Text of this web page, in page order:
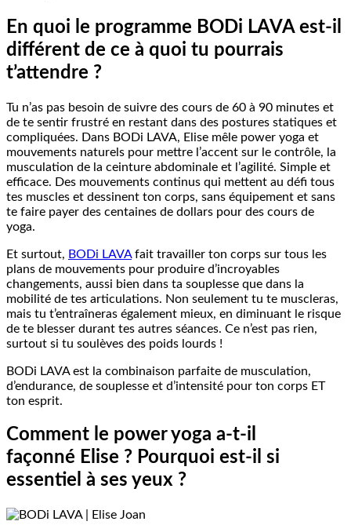
En quoi le programme BODi LAVA est-il
différent de ce à quoi tu pourrais
t’attendre ?
Tu n’as pas besoin de suivre des cours de 60 à 90 minutes et
de te sentir frustré en restant dans des postures statiques et
compliquées. Dans BODi LAVA, Elise mêle power yoga et
mouvements naturels pour mettre l’accent sur le contrôle, la
musculation de la ceinture abdominale et l’agilité. Simple et
efficace. Des mouvements continus qui mettent au défi tous
tes muscles et dessinent ton corps, sans équipement et sans
te faire payer des centaines de dollars pour des cours de
yoga.
Et surtout, BODi LAVAfait travailler ton corps sur tous les
plans de mouvements pour produire d’incroyables
changements, aussi bien dans ta souplesse que dans la
mobilité de tes articulations. Non seulement tu te muscleras,
mais tu t’entraîneras également mieux, en diminuant le risque
de te blesser durant tes autres séances. Ce n’est pas rien,
surtout si tu soulèves des poids lourds !
BODi LAVA est la combinaison parfaite de musculation,
d’endurance, de souplesse et d’intensité pour ton corps ET
ton esprit.
Comment le power yoga a-t-il
façonné Elise ? Pourquoi est-il si
essentiel à ses yeux ?